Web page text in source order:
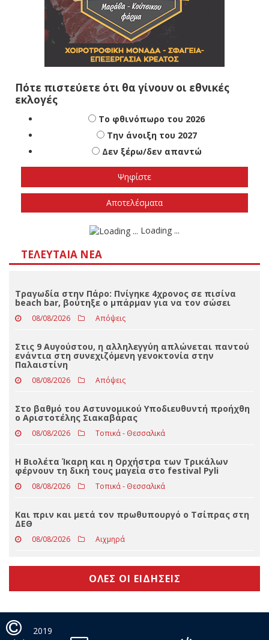
Πότε πιστεύετε ότι θα γίνουν οι εθνικές
εκλογές
Το φθινόπωρο του 2026
Την άνοιξη του 2027
Δεν ξέρω/δεν απαντώ
ΤΕΛΕΥΤΑΊΑ ΝΈΑ
Τραγωδία στην Πάρο: Πνίγηκε 4χρονος σε πισίνα
beach bar, βούτηξε ο μπάρμαν για να τον σώσει
08/08/2026
ενάντια στη συνεχιζόμενη γενοκτονία στην
Παλαιστίνη
08/08/2026 Απόψεις
Στο βαθμό του Αστυνομικού Υποδιευθυντή προήχθη
ο Αριστοτέλης Σιακαβάρας
08/08/2026 Τοπικά - Θεσσαλικά
Η Βιολέτα Ίκαρη και η Ορχήστρα των Τρικάλων
φέρνουν τη δική τους μαγεία στο festival Pyli
08/08/2026 Τοπικά - Θεσσαλικά
Και πριν και μετά τον πρωθυπουργό ο Τσίπρας στη
08/08/2026 Αιχμηρά